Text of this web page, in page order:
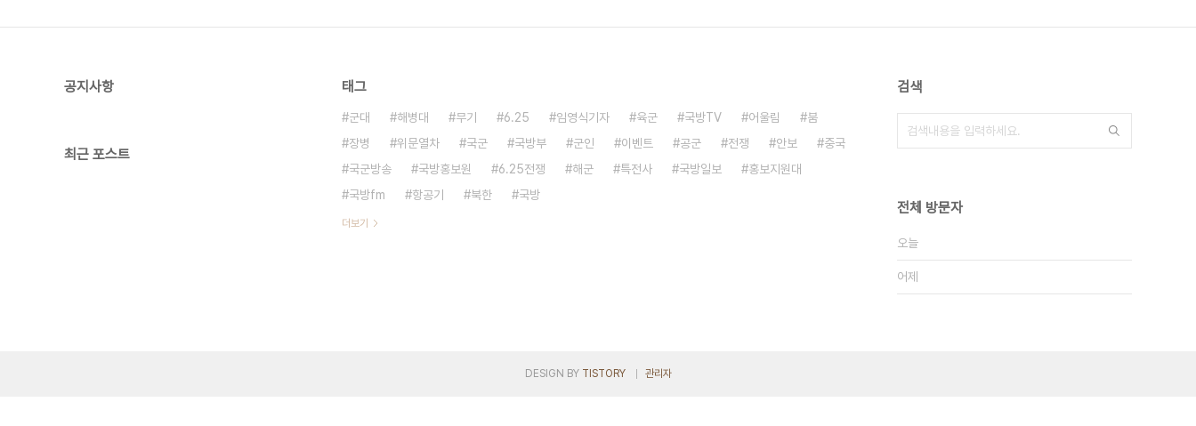
공지사항
최근 포스트
태그
군대 해병대 무기 6.25 임영식기자 육군 국방TV 어울림
붐
장병
위문열차 국군 국방부 군인 이벤트 공군 전쟁 안보
중국
국군방송
국방홍보원 6.25전쟁 해군 특전사 국방일보
홍보지원대
국방fm
항공기 북한 국방
더보기
검색
전체 방문자
오늘
어제
DESIGN BY TISTORY 관리자